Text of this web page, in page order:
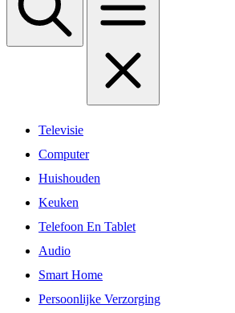
Televisie
Computer
Huishouden
Keuken
Telefoon En Tablet
Audio
Smart Home
Persoonlijke Verzorging